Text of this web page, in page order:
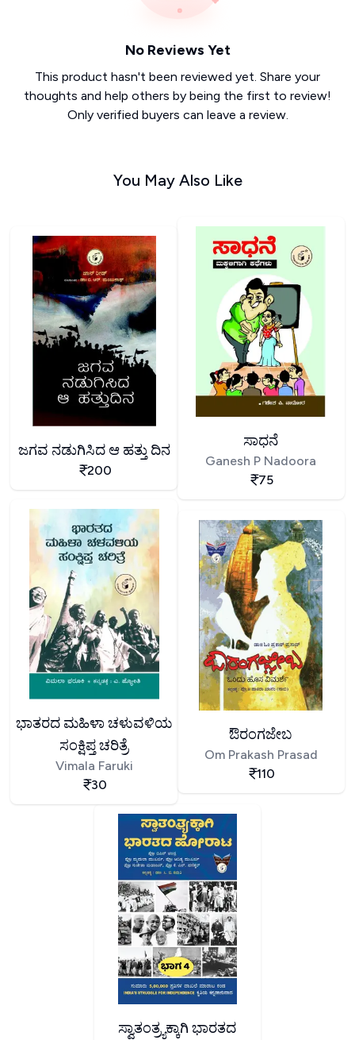
No Reviews Yet
This product hasn't been reviewed yet. Share your
thoughts and help others by being the first to review!
Only verified buyers can leave a review.
You May Also Like
ಜಗವ ನಡುಗಿಸಿದ ಆ ಹತ್ತು ದಿನ
200
ಸಾಧನೆ
Ganesh P Nadoora
75
ಭಾತರದ ಮಹಿಳಾ ಚಳುವಳಿಯ
ಸಂಕ್ಷಿಪ್ತ ಚರಿತ್ರೆ
Vimala Faruki
30
ಔರಂಗಜೇಬ
Om Prakash Prasad
110
ಸ್ವಾತಂತ್ರ್ಯಕ್ಕಾಗಿ ಭಾರತದ